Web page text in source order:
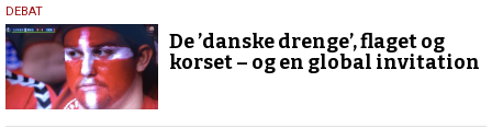
8.
juli
2021
DEBAT
De ’danske drenge’, flaget og
korset – og en global invitation